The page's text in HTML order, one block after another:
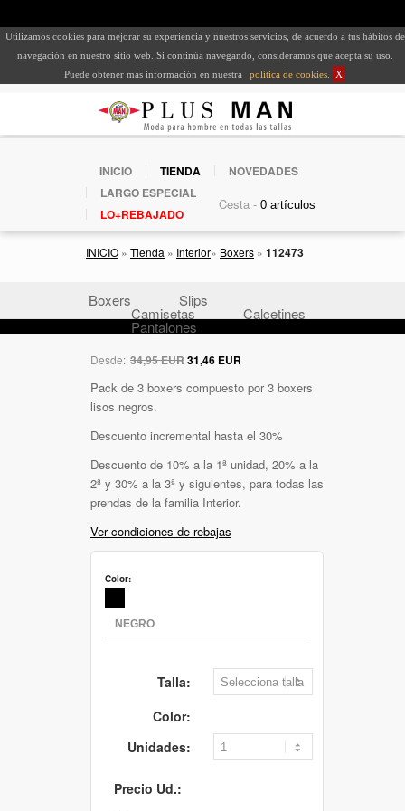
Utilizamos cookies para mejorar su experiencia y nuestros servicios, de acuerdo a tus hábitos de
navegación en nuestro sitio web. Si continúa navegando, consideramos que acepta su uso.
Puede obtener más información en nuestra
política de cookies X
INICIO TIENDA
NOVEDADES
LARGO ESPECIAL
LO+REBAJADO
Cesta -
INICIO » Tienda » Interior» Boxers » 112473
Boxers Slips
Camisetas Calcetines
Pantalones
Desde: 34,95 EUR31,46 EUR
Pack de 3 boxers compuesto por 3 boxers
lisos negros.
Descuento incremental hasta el 30%
Descuento de 10% a la 1ª unidad, 20% a la
2ª y 30% a la 3ª y siguientes, para todas las
prendas de la familia Interior.
Ver condiciones de rebajas
Color:
Talla:
Color:
Unidades:
Precio Ud.: